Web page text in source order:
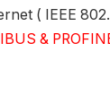
( IEEE
&